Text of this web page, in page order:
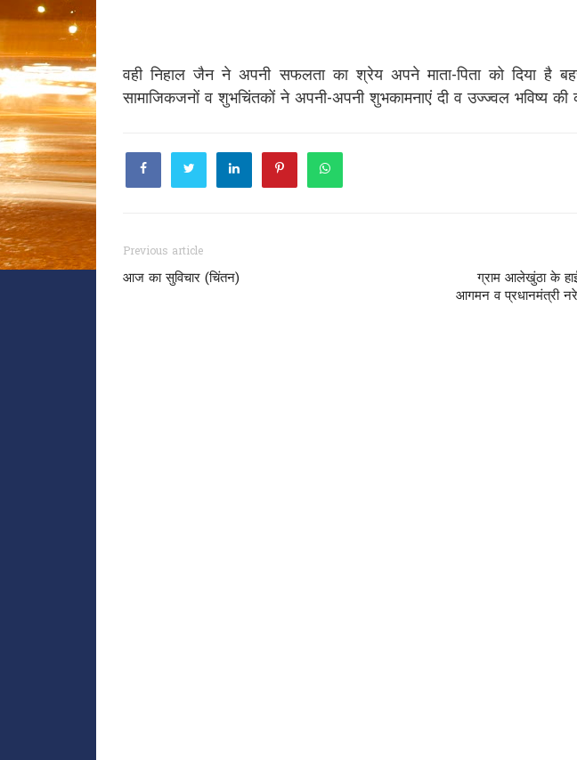
वही निहाल जैन ने अपनी सफलता का श्रेय अपने माता-पिता को दिया है
सामाजिकजनों व शुभचिंतकों ने अपनी-अपनी शुभकामनाएं दी व उज्ज्वल भविष्य की
Previous article
आज का सुविचार (चिंतन)
ग्राम आलेखुंठा के
आगमन व प्रधानमंत्री